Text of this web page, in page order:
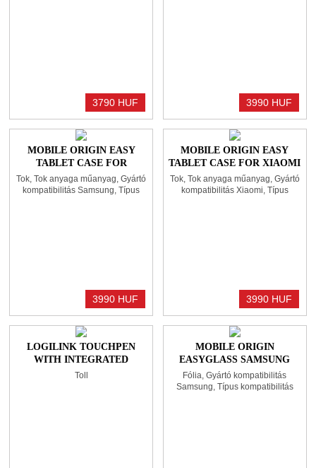
3790 HUF 3990 HUF
MOBILE ORIGIN EASY
TABLET CASE FOR
GALAXY TAB S10 PLUS
TRANSPARENT
Tok, Tok anyaga műanyag, Gyártó
kompatibilitás Samsung, Típus
3990 HUF
MOBILE ORIGIN EASY
TABLET CASE FOR XIAOMI
REDMI PAD PRO
TRANSPARENT
Tok, Tok anyaga műanyag, Gyártó
kompatibilitás Xiaomi, Típus
3990 HUF
LOGILINK TOUCHPEN
WITH INTEGRATED
BALLPOINT PEN
Toll
MOBILE ORIGIN
EASYGLASS SAMSUNG
GALAXY TAB A9
Fólia, Gyártó kompatibilitás
Samsung, Típus kompatibilitás